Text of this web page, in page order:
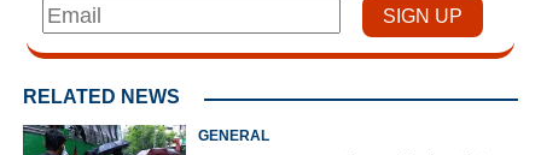
RELATED NEWS
GENERAL